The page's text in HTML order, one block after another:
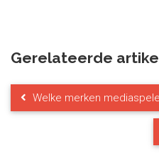
Gerelateerde
Welke merken